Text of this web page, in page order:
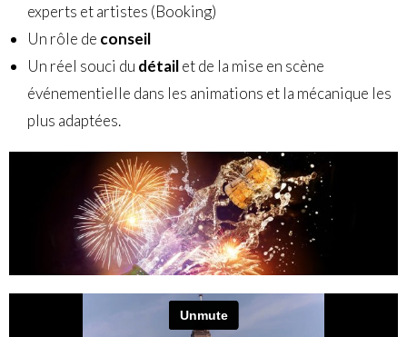
experts et artistes (Booking)
Un rôle de conseil
Un réel souci du détailet de la mise en scène
événementielle dans les animations et la mécanique les
plus adaptées.